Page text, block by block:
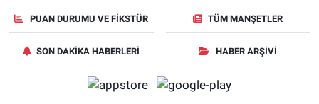
PUAN DURUMU VE FIKSTÜR TÜM MANŞETLER
SON DAKIKA HABERLERI HABER ARŞIVI